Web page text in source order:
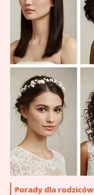
Porady dla rodziców